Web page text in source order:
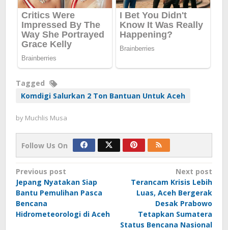
Tagged
Komdigi Salurkan 2 Ton Bantuan Untuk Aceh
by Muchlis Musa
Follow Us On
Post
navigation
Previous post
Jepang Nyatakan Siap
Bantu Pemulihan Pasca
Bencana
Hidrometeorologi di Aceh
Next post
Terancam Krisis Lebih
Luas, Aceh Bergerak
Desak Prabowo
Tetapkan Sumatera
Status Bencana Nasional